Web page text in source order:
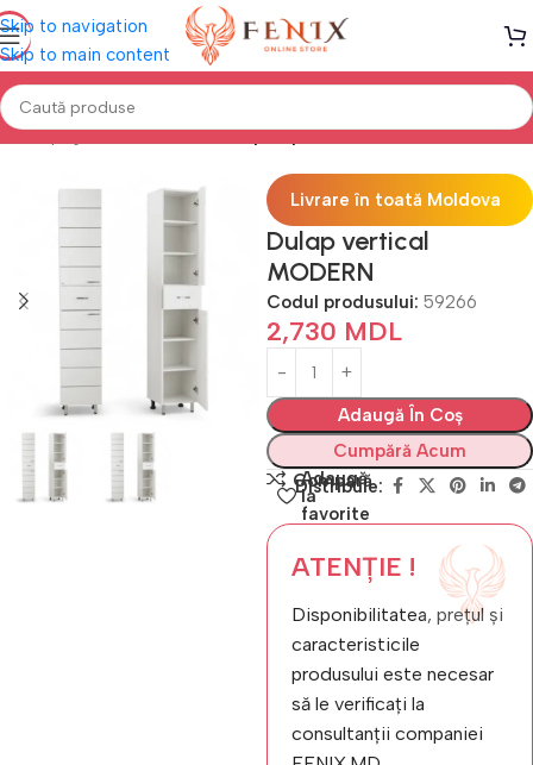
Skip to navigation
Skip to main content
Prima pagină Mobilă BAIE Dulapuri pentru Baie Verticale
Livrare în toată Moldova
Dulap vertical
MODERN
Codul produsului: 59266
2,730 MDL
Adaugă În Coș
Cumpără Acum
Compară
Adaugă
la
favorite
Distribuie:
ATENȚIE !
Disponibilitatea, prețul și
caracteristicile
produsului este necesar
să le verificați la
consultanții companiei